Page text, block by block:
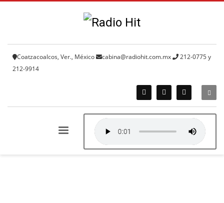
Coatzacoalcos, Ver., México cabina@radiohit.com.mx
212-0775 y
212-9914